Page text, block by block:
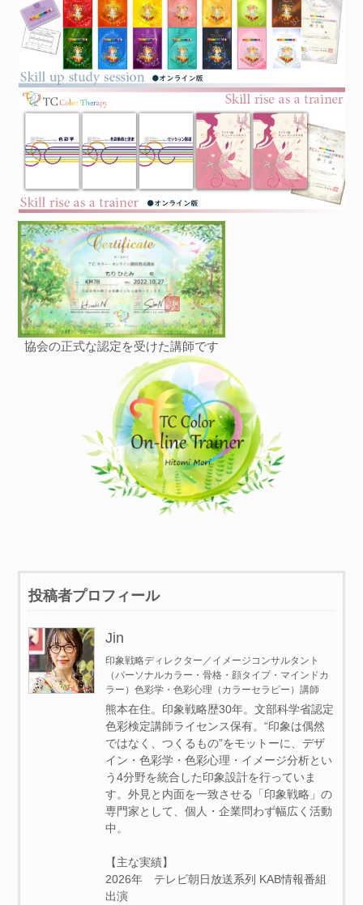
協会の正式な認定を受けた講師です
投稿者プロフィール
Jin
印象戦略ディレクター／イメージコンサルタント
（パーソナルカラー・骨格・顔タイプ・マインドカ
ラー）色彩学・色彩心理（カラーセラピー）講師
熊本在住。印象戦略歴30年。文部科学省認定
色彩検定講師ライセンス保有。“印象は偶然
ではなく、つくるもの”をモットーに、デザ
イン・色彩学・色彩心理・イメージ分析とい
う4分野を統合した印象設計を行っていま
す。外見と内面を一致させる「印象戦略」の
専門家として、個人・企業問わず幅広く活動
中。
【主な実績】
2026年 テレビ朝日放送系列 KAB情報番組
出演